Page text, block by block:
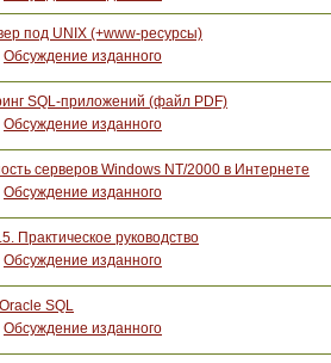
под UNIX (+www-ресурсы)
Обсуждение изданного
SQL-приложений (файл PDF)
Обсуждение изданного
серверов Windows NT/2000 в Интернете
Обсуждение изданного
Практическое руководство
Обсуждение изданного
SQL
Обсуждение изданного